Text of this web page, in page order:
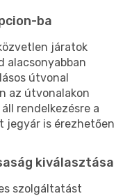
ba
járatok
alacsonyabban
útvonal
az útvonalakon
rendelkezésre a
jegyár is érezhetően
kiválasztása
szolgáltatást